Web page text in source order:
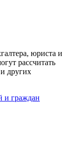
юриста и
рассчитать
других
и граждан